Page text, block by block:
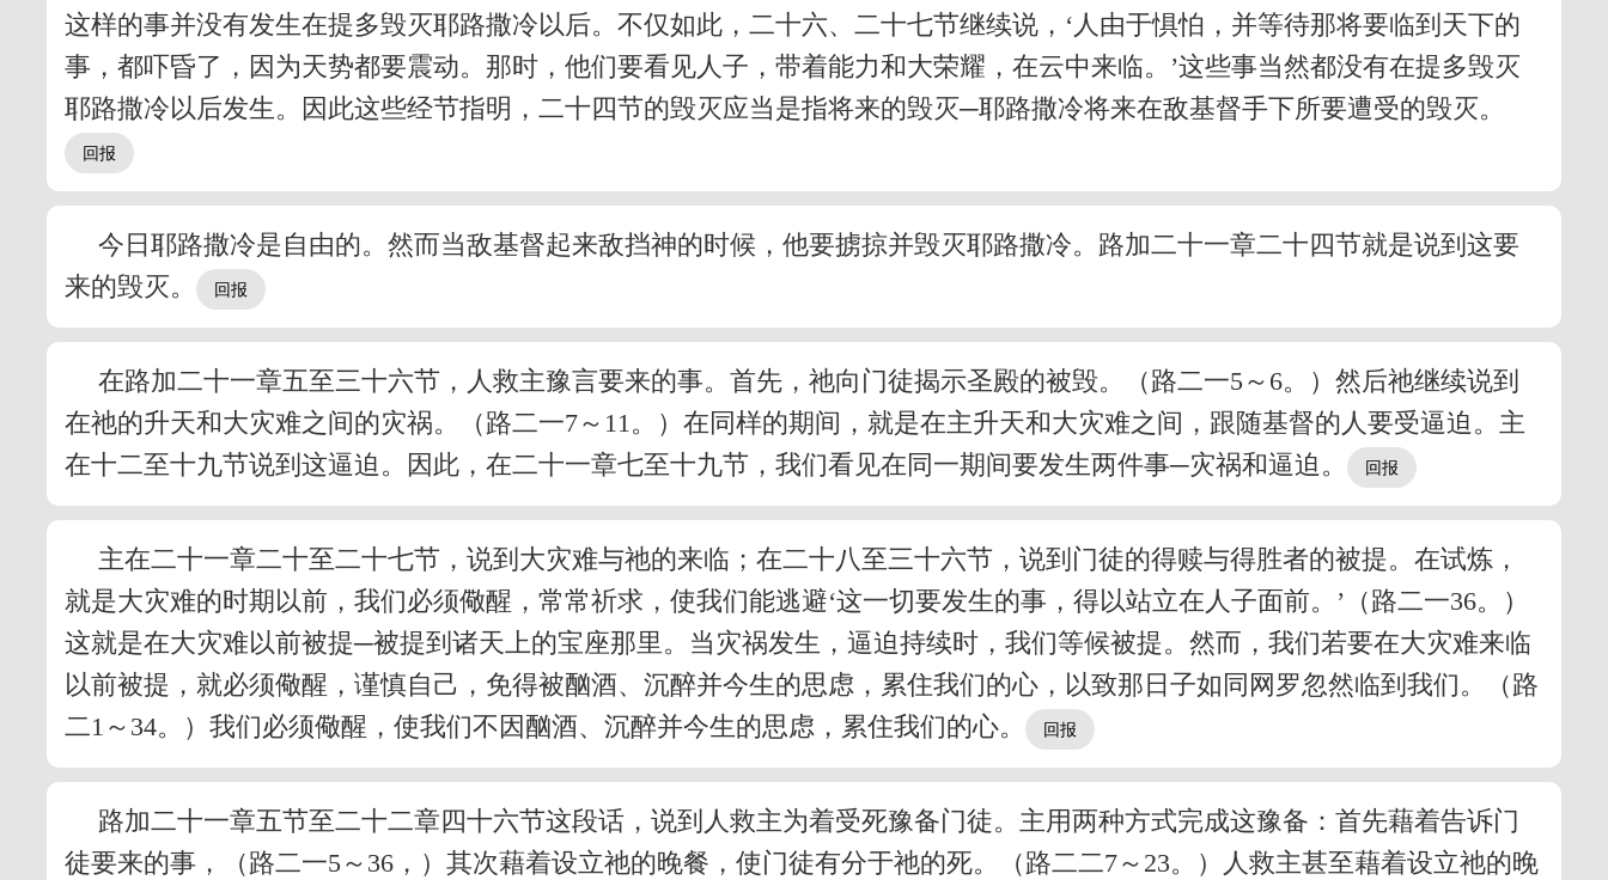
这样的事并没有发生在提多毁灭耶路撒冷以后。不仅如此，二十六、二十七节继续说，‘人由于惧怕，并等待那将要临到天下的
事，都吓昏了，因为天势都要震动。那时，他们要看见人子，带着能力和大荣耀，在云中来临。’这些事当然都没有在提多毁灭
耶路撒冷以后发生。因此这些经节指明，二十四节的毁灭应当是指将来的毁灭─耶路撒冷将来在敌基督手下所要遭受的毁灭。
今日耶路撒冷是自由的。然而当敌基督起来敌挡神的时候，他要掳掠并毁灭耶路撒冷。路加二十一章二十四节就是说到这要
来的毁灭。
在路加二十一章五至三十六节，人救主豫言要来的事。首先，祂向门徒揭示圣殿的被毁。（路二一5～6。）然后祂继续说到
在祂的升天和大灾难之间的灾祸。（路二一7～11。）在同样的期间，就是在主升天和大灾难之间，跟随基督的人要受逼迫。主
在十二至十九节说到这逼迫。因此，在二十一章七至十九节，我们看见在同一期间要发生两件事─灾祸和逼迫。
主在二十一章二十至二十七节，说到大灾难与祂的来临；在二十八至三十六节，说到门徒的得赎与得胜者的被提。在试炼，
就是大灾难的时期以前，我们必须儆醒，常常祈求，使我们能逃避‘这一切要发生的事，得以站立在人子面前。’（路二一36。）
这就是在大灾难以前被提─被提到诸天上的宝座那里。当灾祸发生，逼迫持续时，我们等候被提。然而，我们若要在大灾难来临
以前被提，就必须儆醒，谨慎自己，免得被酗酒、沉醉并今生的思虑，累住我们的心，以致那日子如同网罗忽然临到我们。（路
二1～34。）我们必须儆醒，使我们不因酗酒、沉醉并今生的思虑，累住我们的心。
路加二十一章五节至二十二章四十六节这段话，说到人救主为着受死豫备门徒。主用两种方式完成这豫备：首先藉着告诉门
徒要来的事，（路二一5～36，）其次藉着设立祂的晚餐，使门徒有分于祂的死。（路二二7～23。）人救主甚至藉着设立祂的晚